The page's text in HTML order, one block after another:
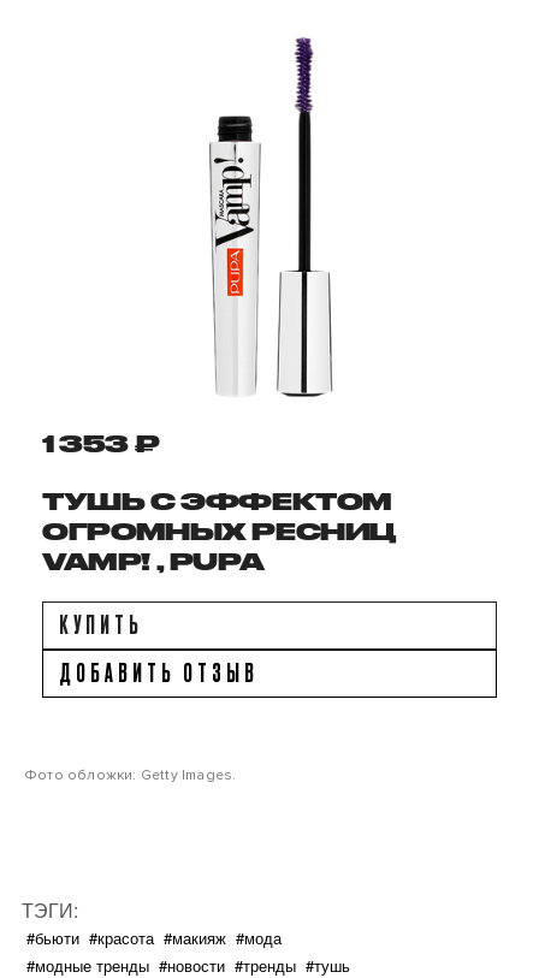
1 353 ₽
ТУШЬ С ЭФФЕКТОМ
ОГРОМНЫХ РЕСНИЦ
VAMP! , PUPA
КУПИТЬ
ДОБАВИТЬ ОТЗЫВ
Фото обложки: Getty Images.
ТЭГИ:
#бьюти #красота #макияж #мода
#модные тренды #новости #тренды #тушь